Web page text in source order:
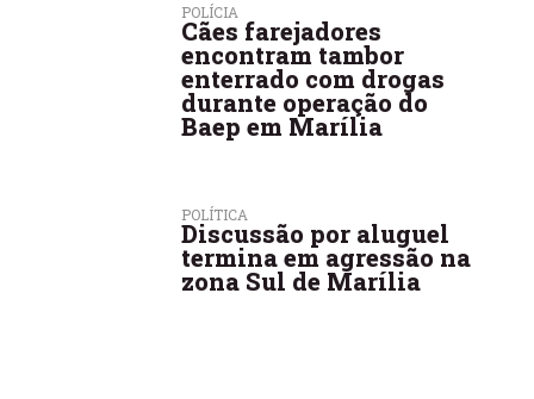
POLÍCIA
Cães farejadores
encontram tambor
enterrado com drogas
durante operação do
Baep em Marília
POLÍTICA
Discussão por aluguel
termina em agressão na
zona Sul de Marília